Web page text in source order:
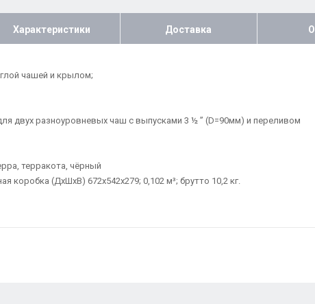
Характеристики Доставка
чашей и крылом;
двух разноуровневых чаш с выпусками 3 ½ ” (D=90мм) и переливом
терракота, чёрный
коробка (ДхШхВ) 672х542х279; 0,102 м³; брутто 10,2 кг.